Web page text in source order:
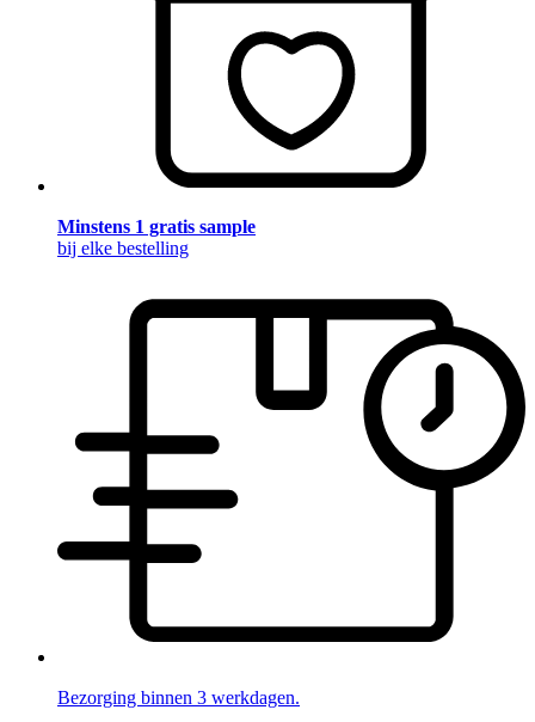
Minstens 1 gratis sample
bij elke bestelling
Bezorging binnen 3 werkdagen.